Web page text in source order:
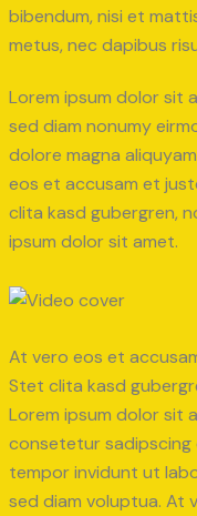
bibendum, nisi et
metus, nec dapibus
Lorem ipsum dolor sit
sed diam nonumy
dolore magna
eos et accusam et
clita kasd gubergren,
ipsum dolor sit amet.
At vero eos et
Stet clita kasd
Lorem ipsum dolor sit
consetetur sadipscing
tempor invidunt ut
sed diam voluptua. At